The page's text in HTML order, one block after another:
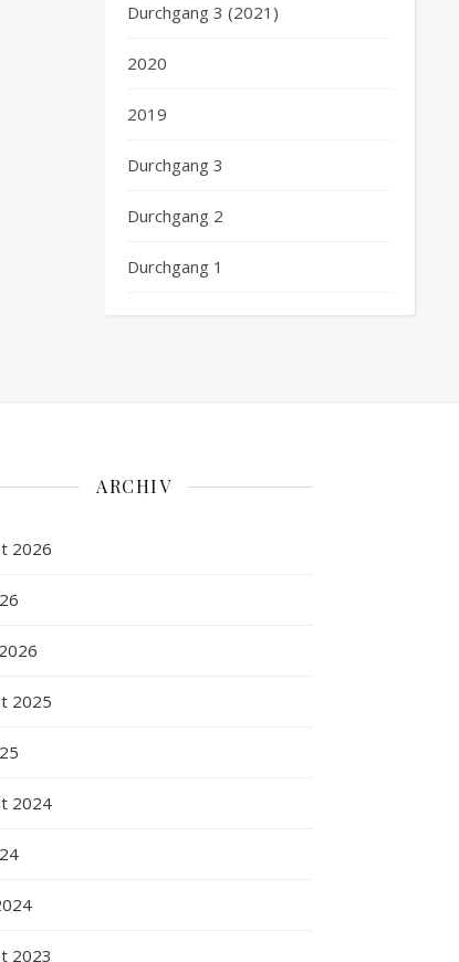
Durchgang 3 (2021)
2020
2019
Durchgang 3
Durchgang 2
Durchgang 1
ARCHIV
2026
2025
2024
2023